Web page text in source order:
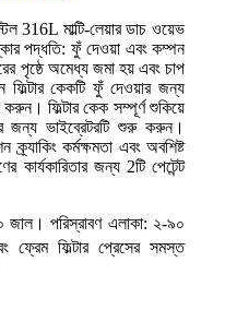
316L মাল্টি-লেয়ার ডাচ ওয়েভ
পদ্ধতি: ফুঁ দেওয়া এবং কম্পন
পৃষ্ঠে অমেধ্য জমা হয় এবং চাপ
ফিল্টার কেকটি ফুঁ দেওয়ার জন্য
ফিল্টার কেক সম্পূর্ণ শুকিয়ে
জন্য ভাইব্রেটরটি শুরু করুন।
ক্র্যাকিং কর্মক্ষমতা এবং অবশিষ্ট
কার্যকারিতার জন্য 2টি পেটেন্ট
জাল। পরিস্রাবণ এলাকা: ২-৯০
ফিল্টার প্রেসের সমস্ত